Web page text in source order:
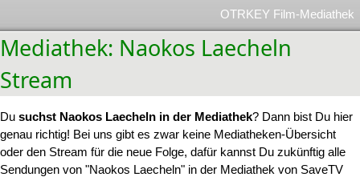
OTRKEY Film-Mediathek
Mediathek: Naokos Laecheln
Stream
Du suchst Naokos Laecheln in der Mediathek? Dann bist Du hier
genau richtig! Bei uns gibt es zwar keine Mediatheken-Übersicht
oder den Stream für die neue Folge, dafür kannst Du zukünftig alle
Sendungen von "Naokos Laecheln" in der Mediathek von SaveTV